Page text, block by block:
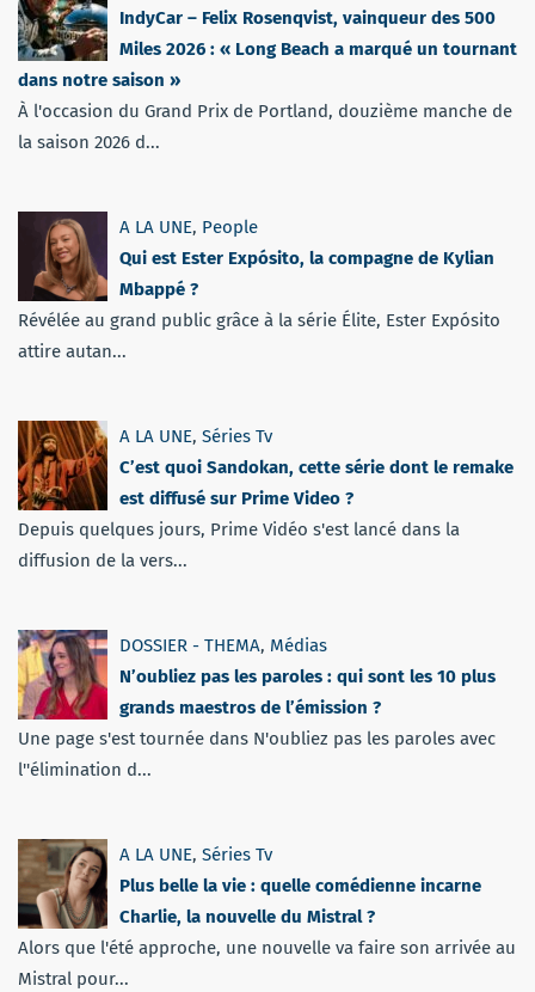
IndyCar – Felix Rosenqvist, vainqueur des 500
Miles 2026 : « Long Beach a marqué un tournant
dans notre saison »
À l'occasion du Grand Prix de Portland, douzième manche de
la saison 2026 d...
A LA UNE, People
Qui est Ester Expósito, la compagne de Kylian
Mbappé ?
Révélée au grand public grâce à la série Élite, Ester Expósito
attire autan...
A LA UNE, Séries Tv
C’est quoi Sandokan, cette série dont le remake
est diffusé sur Prime Video ?
Depuis quelques jours, Prime Vidéo s'est lancé dans la
diffusion de la vers...
DOSSIER - THEMA, Médias
N’oubliez pas les paroles : qui sont les 10 plus
grands maestros de l’émission ?
Une page s'est tournée dans N'oubliez pas les paroles avec
l''élimination d...
A LA UNE, Séries Tv
Plus belle la vie : quelle comédienne incarne
Charlie, la nouvelle du Mistral ?
Alors que l'été approche, une nouvelle va faire son arrivée au
Mistral pour...